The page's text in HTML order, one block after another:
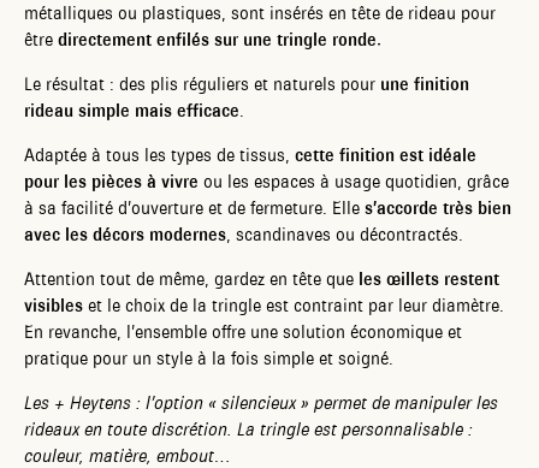
métalliques ou plastiques, sont insérés en tête de rideau pour
être directement enfilés sur une tringle ronde.
Le résultat : des plis réguliers et naturels pour une finition
rideau simple mais efficace.
Adaptée à tous les types de tissus, cette finition est idéale
pour les pièces à vivre ou les espaces à usage quotidien, grâce
à sa facilité d’ouverture et de fermeture. Elle s’accorde très bien
avec les décors modernes, scandinaves ou décontractés.
Attention tout de même, gardez en tête que les œillets restent
visibles et le choix de la tringle est contraint par leur diamètre.
En revanche, l’ensemble offre une solution économique et
pratique pour un style à la fois simple et soigné.
Les + Heytens : l’option « silencieux » permet de manipuler les
rideaux en toute discrétion. La tringle est personnalisable :
couleur, matière, embout…